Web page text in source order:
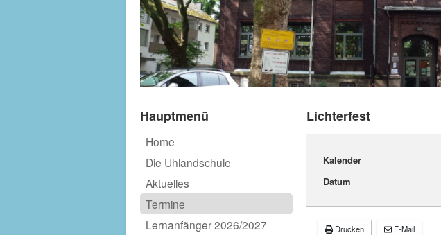
Hauptmenü
Home
Die Uhlandschule
Aktuelles
Termine
Lernanfänger 2026/2027
Lichterfest
Kalender
Datum
Drucken E-Mail